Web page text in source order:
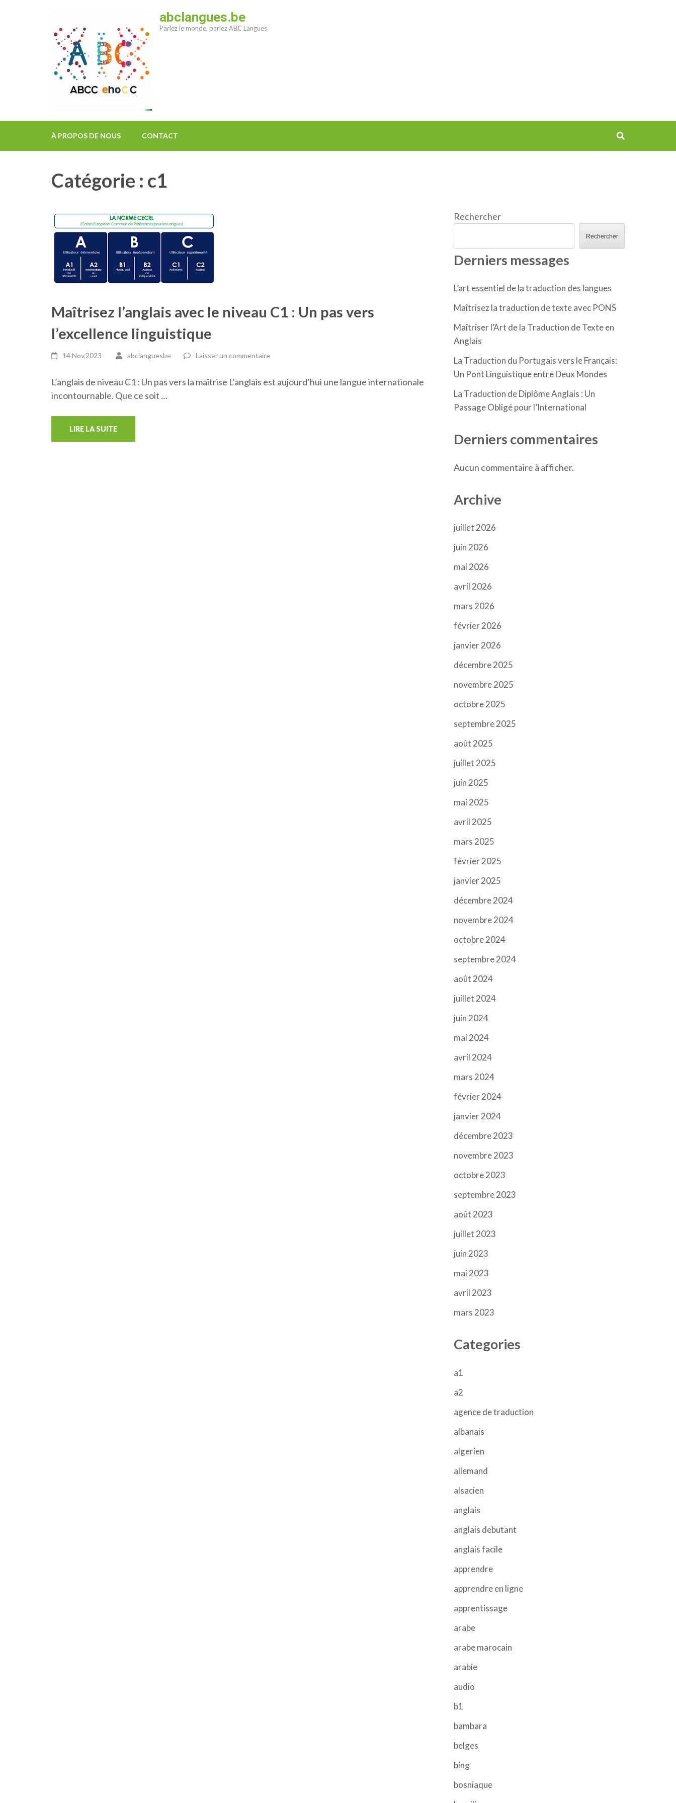
abclangues.be
Parlez le monde, parlez ABC Langues
À PROPOS DE NOUS CONTACT
Catégorie : c1
Maîtrisez l’anglais avec le niveau C1 : Un pas vers
l’excellence linguistique
14 Nov,2023 abclanguesbe Laisser un commentaire
L’anglais de niveau C1 : Un pas vers la maîtrise L’anglais est aujourd’hui une langue internationale
incontournable. Que ce soit …
LIRE LA SUITE
Rechercher
Rechercher
Derniers messages
L’art essentiel de la traduction des langues
Maîtrisez la traduction de texte avec PONS
Maîtriser l’Art de la Traduction de Texte en
Anglais
La Traduction du Portugais vers le Français:
Un Pont Linguistique entre Deux Mondes
La Traduction de Diplôme Anglais : Un
Passage Obligé pour l’International
Derniers commentaires
Aucun commentaire à afficher.
Archive
juillet 2026
juin 2026
mai 2026
avril 2026
mars 2026
février 2026
janvier 2026
décembre 2025
novembre 2025
octobre 2025
septembre 2025
août 2025
juillet 2025
juin 2025
mai 2025
avril 2025
mars 2025
février 2025
janvier 2025
décembre 2024
novembre 2024
octobre 2024
septembre 2024
août 2024
juillet 2024
juin 2024
mai 2024
avril 2024
mars 2024
février 2024
janvier 2024
décembre 2023
novembre 2023
octobre 2023
septembre 2023
août 2023
juillet 2023
juin 2023
mai 2023
avril 2023
mars 2023
Categories
a1
a2
agence de traduction
albanais
algerien
allemand
alsacien
anglais
anglais debutant
anglais facile
apprendre
apprendre en ligne
apprentissage
arabe
arabe marocain
arabie
audio
b1
bambara
belges
bing
bosniaque